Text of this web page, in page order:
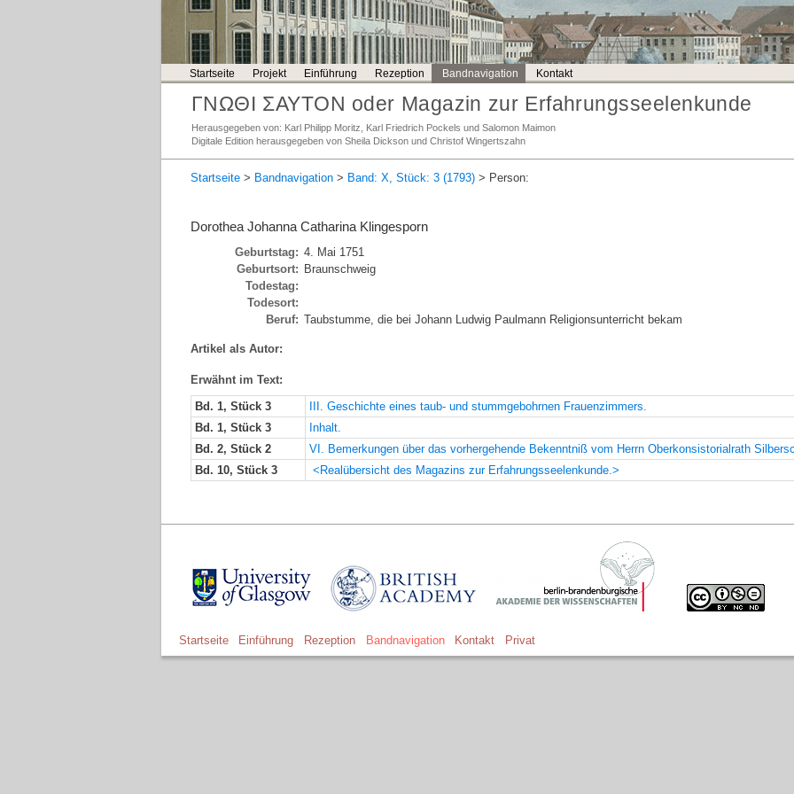
Startseite Projekt Einführung Rezeption Bandnavigation Kontakt
ΓΝΩΘΙ ΣΑΥΤΟΝ oder Magazin zur Erfahrungsseelenkunde
Herausgegeben von: Karl Philipp Moritz, Karl Friedrich Pockels und Salomon Maimon
Digitale Edition herausgegeben von Sheila Dickson und Christof Wingertszahn
Startseite > Bandnavigation > Band: X, Stück: 3 (1793) > Person:
Dorothea Johanna Catharina Klingesporn
Geburtstag: 4. Mai 1751
Geburtsort: Braunschweig
Todestag:
Todesort:
Beruf: Taubstumme, die bei Johann Ludwig Paulmann Religionsunterricht bekam
Artikel als Autor:
Erwähnt im Text:
Bd. 1, Stück 3
III. Geschichte eines taub- und stummgebohrnen Frauenzimmers.
Bd. 1, Stück 3
Inhalt.
Bd. 2, Stück 2
VI. Bemerkungen über das vorhergehende Bekenntniß vom Herrn Oberkonsistorialrath
Bd. 10, Stück 3
<Realübersicht des Magazins zur Erfahrungsseelenkunde.>
Startseite Einführung Rezeption Bandnavigation Kontakt Privat